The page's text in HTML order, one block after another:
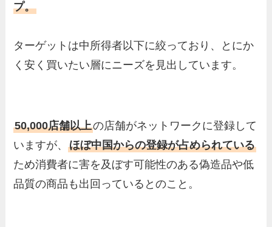
プ。
ターゲットは中所得者以下に絞っており、とにか
く安く買いたい層にニーズを見出しています。
50,000店舗以上の店舗がネットワークに登録して
いますが、ほぼ中国からの登録が占められている
ため消費者に害を及ぼす可能性のある偽造品や低
品質の商品も出回っているとのこと。